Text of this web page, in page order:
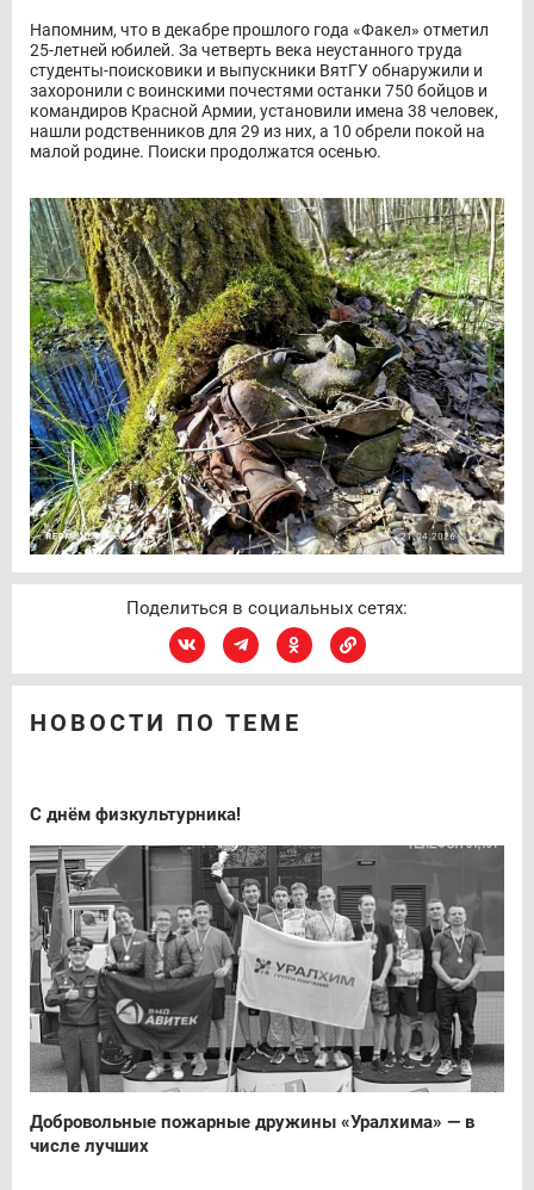
Напомним, что в декабре прошлого года «Факел» отметил
25-летней юбилей. За четверть века неустанного труда
студенты-поисковики и выпускники ВятГУ обнаружили и
захоронили с воинскими почестями останки 750 бойцов и
командиров Красной Армии, установили имена 38 человек,
нашли родственников для 29 из них, а 10 обрели покой на
малой родине. Поиски продолжатся осенью.
Поделиться в социальных сетях:
НОВОСТИ ПО ТЕМЕ
С днём физкультурника!
Добровольные пожарные дружины «Уралхима» — в
числе лучших